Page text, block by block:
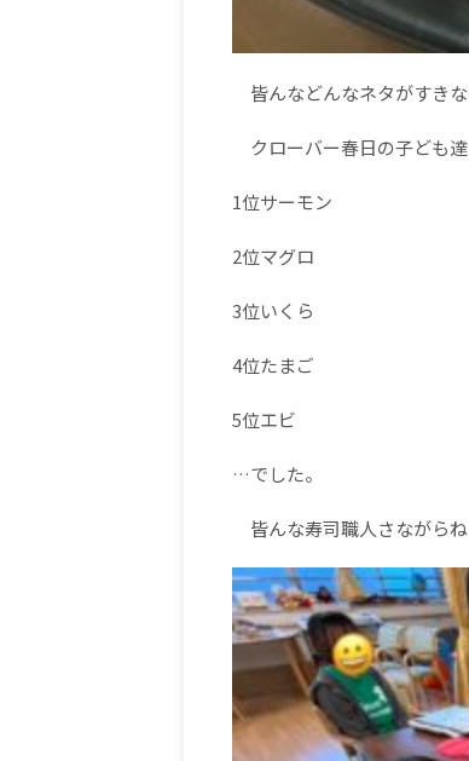
皆んなどんなネタがすきな
クローバー春日の子ども
1位サーモン
2位マグロ
3位いくら
4位たまご
5位エビ
…でした。
皆んな寿司職人さながら